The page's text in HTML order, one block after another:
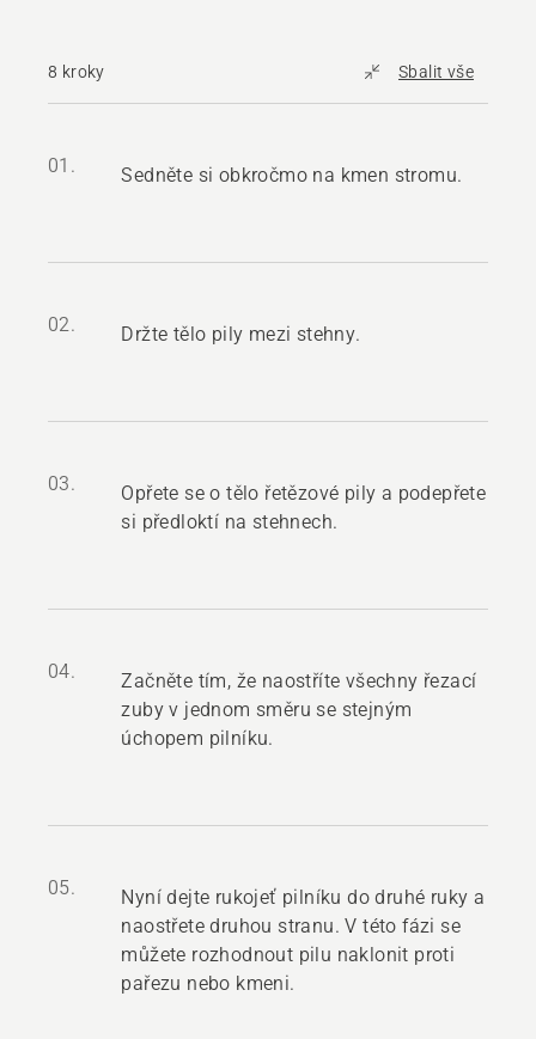
8 kroky Sbalit vše
01. Sedněte si obkročmo na kmen stromu.
02. Držte tělo pily mezi stehny.
03.
Opřete se o tělo řetězové pily a podepřete
si předloktí na stehnech.
04.
Začněte tím, že naostříte všechny řezací
zuby v jednom směru se stejným
úchopem pilníku.
05.
Nyní dejte rukojeť pilníku do druhé ruky a
naostřete druhou stranu. V této fázi se
můžete rozhodnout pilu naklonit proti
pařezu nebo kmeni.